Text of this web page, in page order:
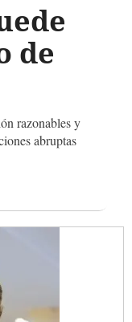
de
razonables y
abruptas